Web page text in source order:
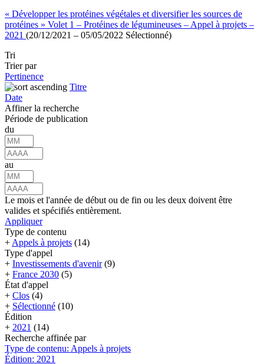
« Développer les protéines végétales et diversifier les sources de
protéines » Volet 1 – Protéines de légumineuses – Appel à projets –
2021 (20/12/2021 – 05/05/2022 Sélectionné)
Tri
Trier par
Pertinence
Titre
Date
Affiner la recherche
Période de publication
du
au
Le mois et l'année de début ou de fin ou les deux doivent être
valides et spécifiés entièrement.
Appliquer
Type de contenu
+ Appels à projets (14)
Type d'appel
+ Investissements d'avenir (9)
+ France 2030 (5)
État d'appel
+ Clos (4)
+ Sélectionné (10)
Édition
+ 2021 (14)
Recherche affinée par
Type de contenu: Appels à projets
Édition: 2021